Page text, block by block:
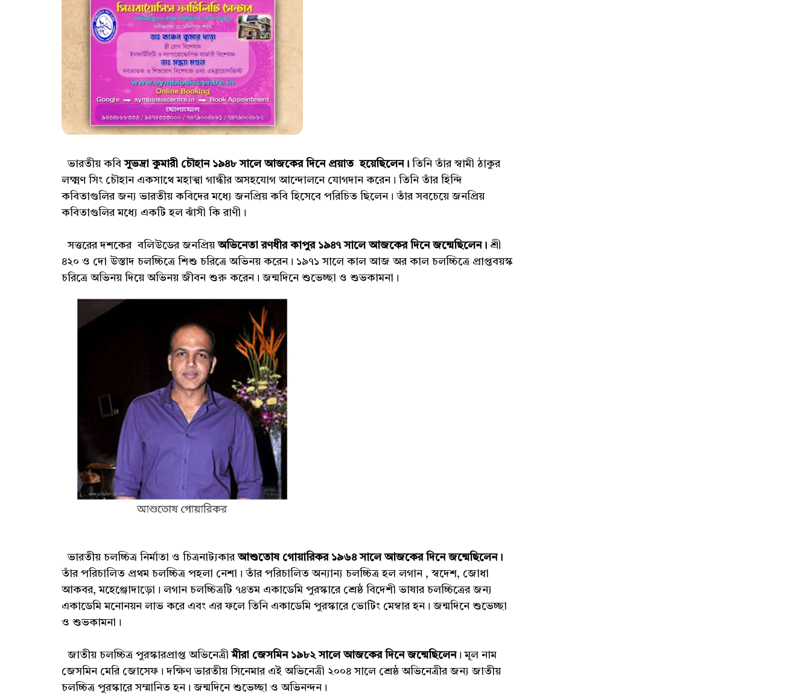
ভারতীয় কবিসুভদ্রা কুমারী চৌহান ১৯৪৮ সালে আজকের দিনে প্রয়াত হয়েছিলেন।তিনি তাঁর স্বামী ঠাকুর
লক্ষ্মণ সিং চৌহান একসাথে মহাত্মা গান্ধীর অসহযোগ আন্দোলনে যোগদান করেন। তিনি তাঁর হিন্দি
কবিতাগুলির জন্য ভারতীয় কবিদের মধ্যে জনপ্রিয় কবি হিসেবে পরিচিত ছিলেন। তাঁর সবচেয়ে জনপ্রিয়
কবিতাগুলির মধ্যে একটি হল ঝাঁসী কি রাণী।
সত্তরের দশকের বলিউডের জনপ্রিয়অভিনেতা রণধীর কাপুর ১৯৪৭ সালে আজকের দিনে জন্মেছিলেন। শ্রী
৪২০ ও দো উস্তাদ চলচ্চিত্রে শিশু চরিত্রে অভিনয় করেন। ১৯৭১ সালে কাল আজ অর কাল চলচ্চিত্রে প্রাপ্তবয়স্ক
চরিত্রে অভিনয় দিয়ে অভিনয় জীবন শুরু করেন। জন্মদিনে শুভেচ্ছা ও শুভকামনা।
ভারতীয় চলচ্চিত্র নির্মাতা ও চিত্রনাট্যকারআশুতোষ গোয়ারিকর ১৯৬৪ সালে আজকের দিনে জন্মেছিলেন।
তাঁর পরিচালিত প্রথম চলচ্চিত্র পহলা নেশা। তাঁর পরিচালিত অন্যান্য চলচ্চিত্র হল লগান , স্বদেশ, জোধা
আকবর, মহেঞ্জোদাড়ো। লগান চলচ্চিত্রটি ৭৪তম একাডেমি পুরস্কারে শ্রেষ্ঠ বিদেশী ভাষার চলচ্চিত্রের জন্য
একাডেমি মনোনয়ন লাভ করে এবং এর ফলে তিনি একাডেমি পুরস্কারে ভোটিং মেম্বার হন। জন্মদিনে শুভেচ্ছা
ও শুভকামনা।
জাতীয় চলচ্চিত্র পুরস্কারপ্রাপ্ত অভিনেত্রীমীরা জেসমিন ১৯৮২ সালে আজকের দিনে জন্মেছিলেন। মূল নাম
জেসমিন মেরি জোসেফ। দক্ষিণ ভারতীয় সিনেমার এই অভিনেত্রী ২০০৪ সালে শ্রেষ্ঠ অভিনেত্রীর জন্য জাতীয়
চলচ্চিত্র পুরস্কারে সম্মানিত হন। জন্মদিনে শুভেচ্ছা ও অভিনন্দন।